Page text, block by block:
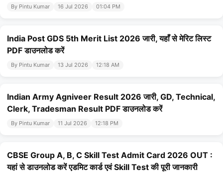
By Pintu Kumar 16 Jul 2026 01:04 PM
India Post GDS 5th Merit List 2026 जारी, यहाँ से मेरिट लिस्ट
PDF डाउनलोड करें
By Pintu Kumar 13 Jul 2026 12:18 AM
Indian Army Agniveer Result 2026 जारी, GD, Technical,
Clerk, Tradesman Result PDF डाउनलोड करें
By Pintu Kumar 11 Jul 2026 12:18 PM
CBSE Group A, B, C Skill Test Admit Card 2026 OUT :
यहां से डाउनलोड करें एडमिट कार्ड एवं Skill Test की पूरी जानकारी